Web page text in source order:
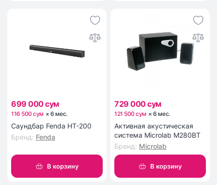
699 000 сум
116 500 сум ×6 мес.
Саундбар Fenda HT-200
Бренд: Fenda
В корзину
729 000 сум
121 500 сум ×6 мес.
Активная акустическая
система Microlab M280BT
Бренд: Microlab
В корзину